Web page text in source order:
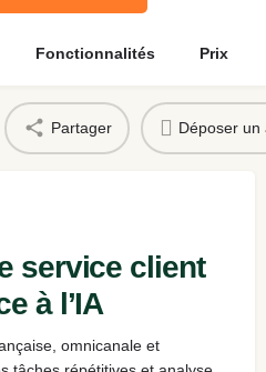
Fonctionnalités Prix
Partager Déposer un
service client
à l’IA
omnicanale et